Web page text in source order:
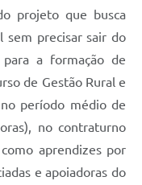
projeto que busca
sem precisar sair do
a formação de
de Gestão Rural e
período médio de
no contraturno
aprendizes por
e apoiadoras do